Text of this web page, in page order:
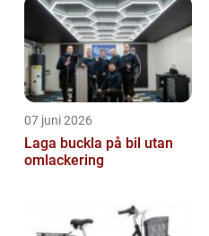
07 juni 2026
Laga buckla på bil utan
omlackering